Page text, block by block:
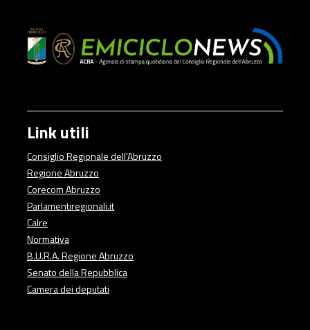
Link utili
Consiglio Regionale dell'Abruzzo
Regione Abruzzo
Corecom Abruzzo
Parlamentiregionali.it
Calre
Normativa
B.U.R.A. Regione Abruzzo
Senato della Repubblica
Camera dei deputati